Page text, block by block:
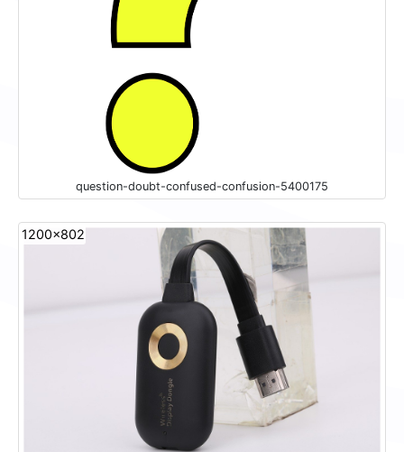
question-doubt-confused-confusion-5400175
1200x802